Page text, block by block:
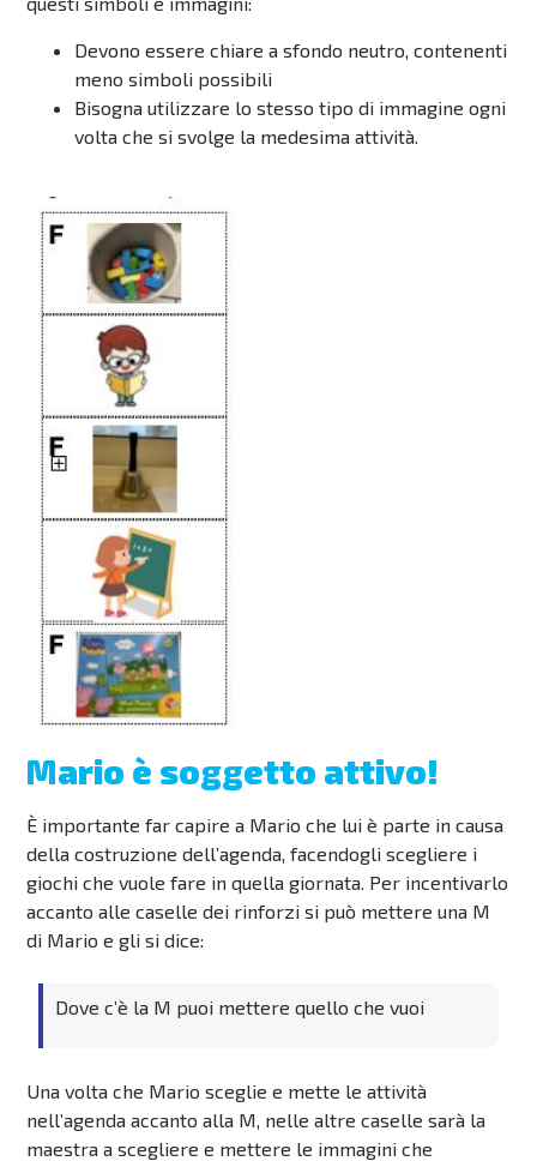
Devono essere chiare a sfondo neutro, contenenti
meno simboli possibili
Bisogna utilizzare lo stesso tipo di immagine ogni
volta che si svolge la medesima attività.
Mario è soggetto attivo!
È importante far capire a Mario che lui è parte in causa
della costruzione dell’agenda, facendogli scegliere i
giochi che vuole fare in quella giornata. Per incentivarlo
accanto alle caselle dei rinforzi si può mettere una M
di Mario e gli si dice:
Dove c’è la M puoi mettere quello che vuoi
Una volta che Mario sceglie e mette le attività
nell’agenda accanto alla M, nelle altre caselle sarà la
maestra a scegliere e mettere le immagini che